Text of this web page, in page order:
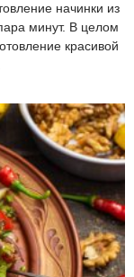
начинки из
минут. В целом
красивой